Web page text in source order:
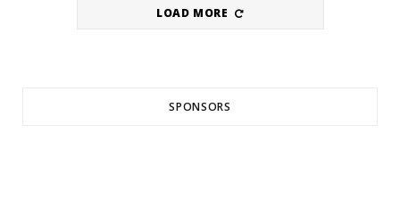
LOAD MORE
SPONSORS